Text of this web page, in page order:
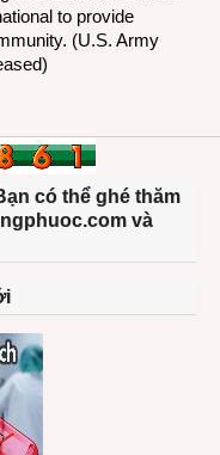
to provide
(U.S. Army
có thể ghé thăm
và